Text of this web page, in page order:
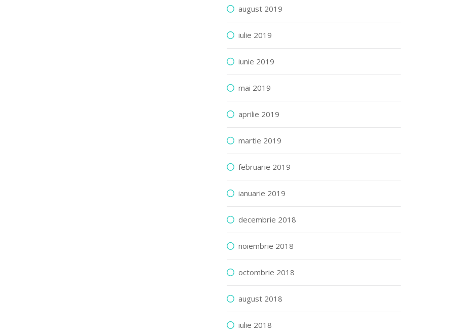
august 2019
iulie 2019
iunie 2019
mai 2019
aprilie 2019
martie 2019
februarie 2019
ianuarie 2019
decembrie 2018
noiembrie 2018
octombrie 2018
august 2018
iulie 2018